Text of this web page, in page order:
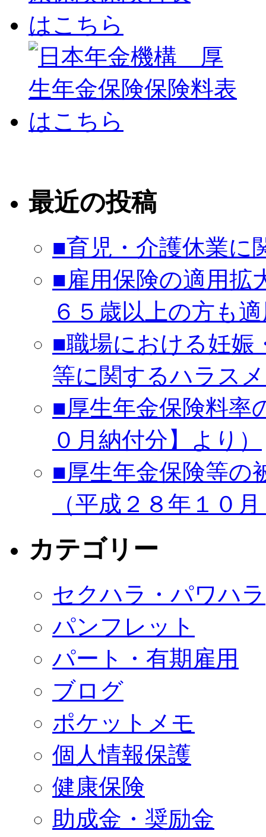
最近の投稿
■育児・介護休業に
■雇用保険の適用拡
６５歳以上の方も
■職場における妊娠
等に関するハラス
■厚生年金保険料率
０月納付分】より）
■厚生年金保険等の
（平成２８年１０
カテゴリー
セクハラ・パワハラ
パンフレット
パート・有期雇用
ブログ
ポケットメモ
個人情報保護
健康保険
助成金・奨励金